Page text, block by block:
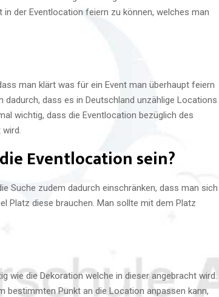
der Eventlocation feiern zu können, welches man
man klärt was für ein Event man überhaupt feiern
dass es in Deutschland unzählige Locations
wichtig, dass die Eventlocation bezüglich des
Eventlocation sein?
Suche zudem dadurch einschränken, dass man sich
Platz diese brauchen. Man sollte mit dem Platz
wie die Dekoration welche in dieser angebracht wird.
bestimmten Punkt an die Location anpassen kann,